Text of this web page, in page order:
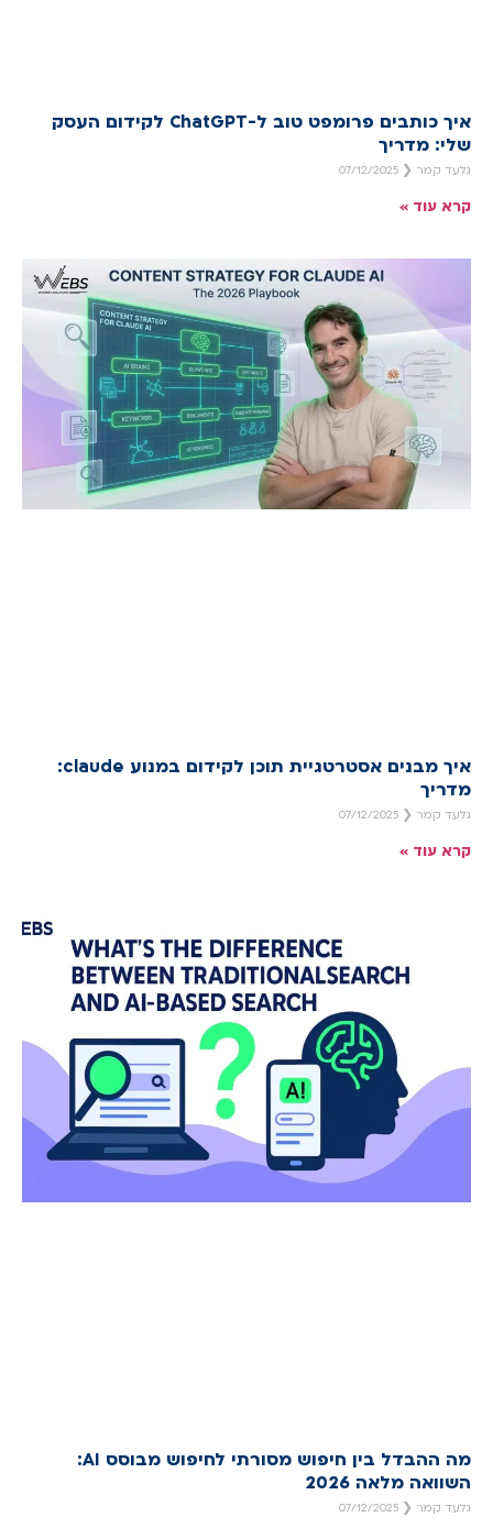
איך כותבים פרומפט טוב ל-ChatGPT לקידום העסק
שלי: מדריך
גלעד קמר
קרא עוד »
איך מבנים אסטרטגיית תוכן לקידום במנוע claude:
מדריך
גלעד קמר
קרא עוד »
מה ההבדל בין חיפוש מסורתי לחיפוש מבוסס AI:
השוואה מלאה 2026
גלעד קמר